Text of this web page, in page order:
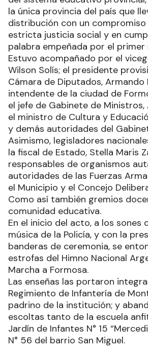
la única provincia del país que
distribución con un
estricta justicia social y en
palabra empeñada por el
Estuvo acompañado por el
Wilson Solís; el presidente
Cámara de Diputados, Armando
intendente de la ciudad de
el jefe de Gabinete de Ministros,
el ministro de Cultura y
y demás autoridades del
Asimismo, legisladores
la fiscal de Estado, Stella Maris
responsables de organismos
autoridades de las Fuerzas
el Municipio y el Concejo
Como así también gremios
comunidad educativa.
En el inicio del acto, a los sones
música de la Policía, y con la
banderas de ceremonia, se
estrofas del Himno Nacional
Marcha a Formosa.
Las enseñas las portaron
Regimiento de Infantería de
padrino de la institución; y
escoltas tanto de la escuela
Jardín de Infantes N° 15
N° 56 del barrio San Miguel.